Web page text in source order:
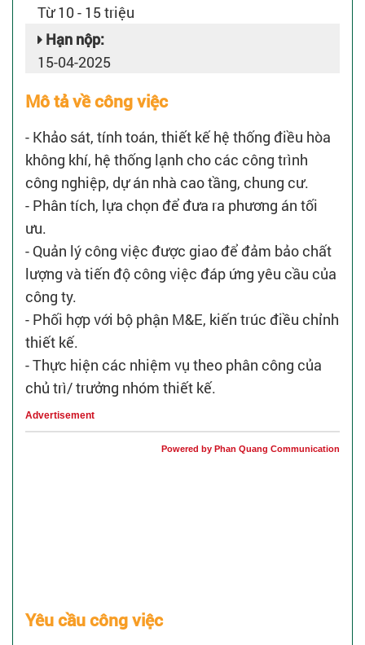
Từ 10 - 15 triệu
Hạn nộp:
15-04-2025
Mô tả về công việc
- Khảo sát, tính toán, thiết kế hệ thống điều hòa
không khí, hệ thống lạnh cho các công trình
công nghiệp, dự án nhà cao tầng, chung cư.
- Phân tích, lựa chọn để đưa ra phương án tối
ưu.
- Quản lý công việc được giao để đảm bảo chất
lượng và tiến độ công việc đáp ứng yêu cầu của
công ty.
- Phối hợp với bộ phận M&E, kiến trúc điều chỉnh
thiết kế.
- Thực hiện các nhiệm vụ theo phân công của
chủ trì/ trưởng nhóm thiết kế.
Advertisement
Powered by Phan Quang Communication
Yêu cầu công việc